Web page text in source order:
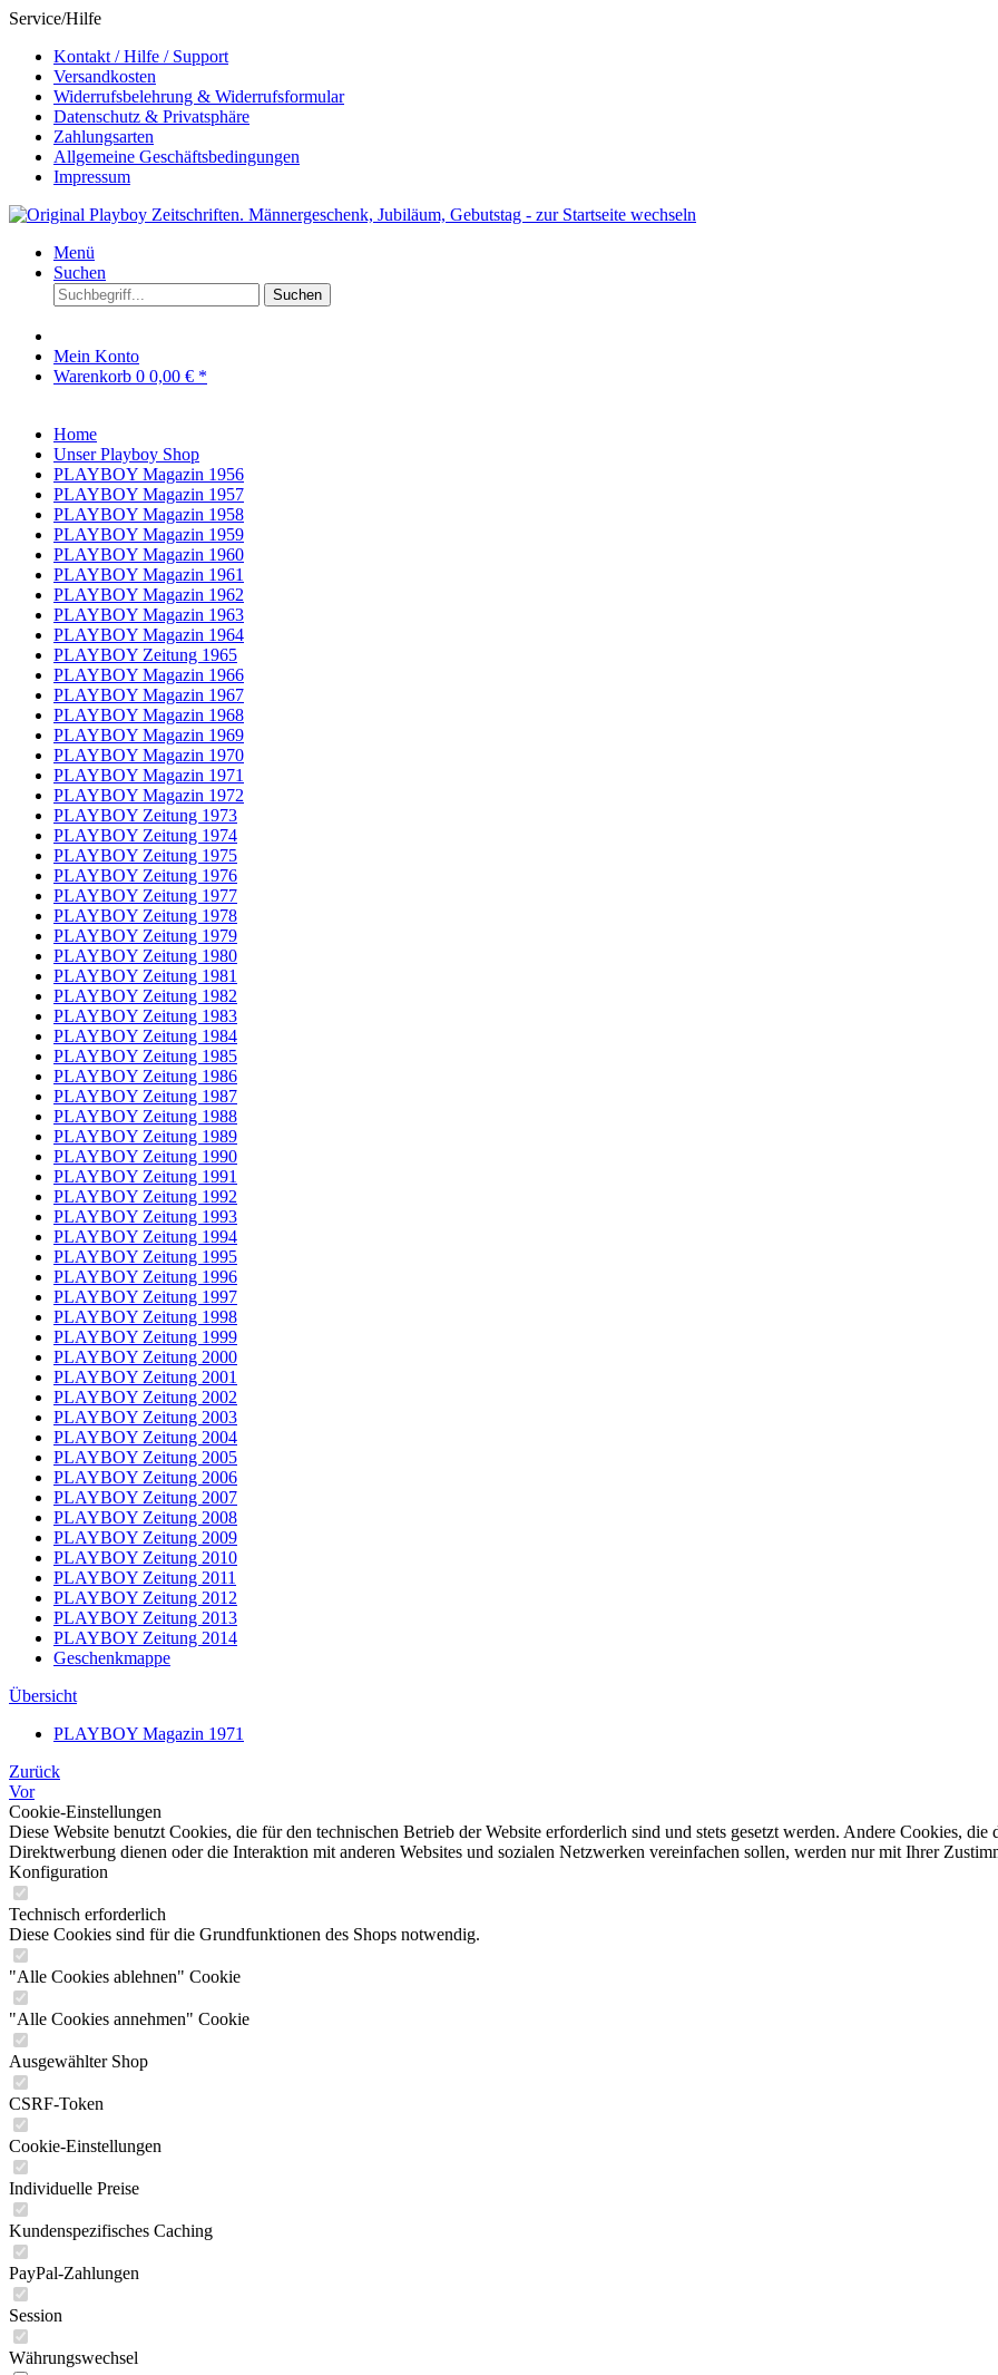
Service/Hilfe
Kontakt / Hilfe / Support
Versandkosten
Widerrufsbelehrung & Widerrufsformular
Datenschutz & Privatsphäre
Zahlungsarten
Allgemeine Geschäftsbedingungen
Impressum
Menü
Suchen
Suchen
Mein Konto
Warenkorb 0 0,00 € *
Home
Unser Playboy Shop
PLAYBOY Magazin 1956
PLAYBOY Magazin 1957
PLAYBOY Magazin 1958
PLAYBOY Magazin 1959
PLAYBOY Magazin 1960
PLAYBOY Magazin 1961
PLAYBOY Magazin 1962
PLAYBOY Magazin 1963
PLAYBOY Magazin 1964
PLAYBOY Zeitung 1965
PLAYBOY Magazin 1966
PLAYBOY Magazin 1967
PLAYBOY Magazin 1968
PLAYBOY Magazin 1969
PLAYBOY Magazin 1970
PLAYBOY Magazin 1971
PLAYBOY Magazin 1972
PLAYBOY Zeitung 1973
PLAYBOY Zeitung 1974
PLAYBOY Zeitung 1975
PLAYBOY Zeitung 1976
PLAYBOY Zeitung 1977
PLAYBOY Zeitung 1978
PLAYBOY Zeitung 1979
PLAYBOY Zeitung 1980
PLAYBOY Zeitung 1981
PLAYBOY Zeitung 1982
PLAYBOY Zeitung 1983
PLAYBOY Zeitung 1984
PLAYBOY Zeitung 1985
PLAYBOY Zeitung 1986
PLAYBOY Zeitung 1987
PLAYBOY Zeitung 1988
PLAYBOY Zeitung 1989
PLAYBOY Zeitung 1990
PLAYBOY Zeitung 1991
PLAYBOY Zeitung 1992
PLAYBOY Zeitung 1993
PLAYBOY Zeitung 1994
PLAYBOY Zeitung 1995
PLAYBOY Zeitung 1996
PLAYBOY Zeitung 1997
PLAYBOY Zeitung 1998
PLAYBOY Zeitung 1999
PLAYBOY Zeitung 2000
PLAYBOY Zeitung 2001
PLAYBOY Zeitung 2002
PLAYBOY Zeitung 2003
PLAYBOY Zeitung 2004
PLAYBOY Zeitung 2005
PLAYBOY Zeitung 2006
PLAYBOY Zeitung 2007
PLAYBOY Zeitung 2008
PLAYBOY Zeitung 2009
PLAYBOY Zeitung 2010
PLAYBOY Zeitung 2011
PLAYBOY Zeitung 2012
PLAYBOY Zeitung 2013
PLAYBOY Zeitung 2014
Geschenkmappe
Übersicht
PLAYBOY Magazin 1971
Zurück
Vor
Cookie-Einstellungen
Diese Website benutzt Cookies, die für den technischen Betrieb der Website erforderlich sind und stets gesetzt werden. Andere Cookies,
Direktwerbung dienen oder die Interaktion mit anderen Websites und sozialen Netzwerken vereinfachen sollen, werden nur mit Ihrer
Konfiguration
Technisch erforderlich
Diese Cookies sind für die Grundfunktionen des Shops notwendig.
"Alle Cookies ablehnen" Cookie
"Alle Cookies annehmen" Cookie
Ausgewählter Shop
CSRF-Token
Cookie-Einstellungen
Individuelle Preise
Kundenspezifisches Caching
PayPal-Zahlungen
Session
Währungswechsel